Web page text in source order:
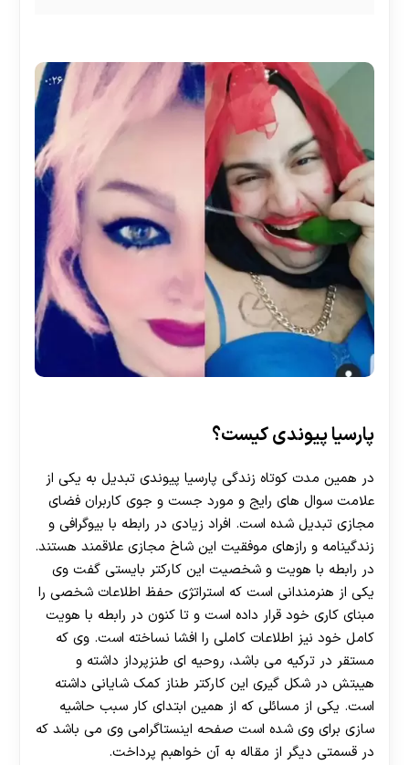
پارسیا پیوندی کیست؟
در همین مدت کوتاه زندگی پارسیا پیوندی تبدیل به یکی از
علامت سوال های رایج و مورد جست و جوی کاربران فضای
مجازی تبدیل شده است. افراد زیادی در رابطه با بیوگرافی و
زندگینامه و رازهای موفقیت این شاخ مجازی علاقمند هستند.
در رابطه با هویت و شخصیت این کارکتر بایستی گفت وی
یکی از هنرمندانی است که استراتژی حفظ اطلاعات شخصی را
مبنای کاری خود قرار داده است و تا کنون در رابطه با هویت
کامل خود نیز اطلاعات کاملی را افشا نساخته است. وی که
مستقر در ترکیه می باشد، روحیه ای طنزپرداز داشته و
هیبتش در شکل گیری این کارکتر طناز کمک شایانی داشته
است. یکی از مسائلی که از همین ابتدای کار سبب حاشیه
سازی برای وی شده است صفحه اینستاگرامی وی می باشد که
در قسمتی دیگر از مقاله به آن خواهبم پرداخت.